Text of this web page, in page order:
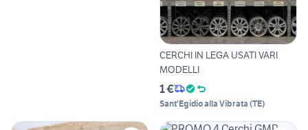
CERCHI IN LEGA USATI VARI
MODELLI
1 €
Sant'Egidio alla Vibrata (TE)